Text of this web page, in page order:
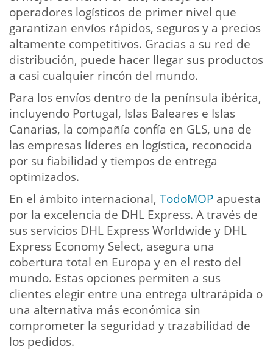
operadores logísticos de primer nivel que
garantizan envíos rápidos, seguros y a precios
altamente competitivos. Gracias a su red de
distribución, puede hacer llegar sus productos
a casi cualquier rincón del mundo.
Para los envíos dentro de la península ibérica,
incluyendo Portugal, Islas Baleares e Islas
Canarias, la compañía confía en GLS, una de
las empresas líderes en logística, reconocida
por su fiabilidad y tiempos de entrega
optimizados.
En el ámbito internacional, TodoMOP apuesta
por la excelencia de DHL Express. A través de
sus servicios DHL Express Worldwide y DHL
Express Economy Select, asegura una
cobertura total en Europa y en el resto del
mundo. Estas opciones permiten a sus
clientes elegir entre una entrega ultrarápida o
una alternativa más económica sin
comprometer la seguridad y trazabilidad de
los pedidos.